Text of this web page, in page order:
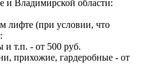
и Владимирской области:
лифте (при условии, что
т.п. - от 500 руб.
прихожие, гардеробные - от